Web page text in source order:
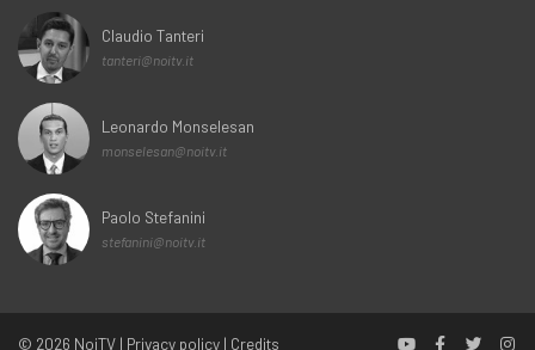
Claudio Tanteri
tanteri@noitv.it
Leonardo Monselesan
monselesan@noitv.it
Paolo Stefanini
stefanini@noitv.it
© 2026 NoiTV | Privacy policy | Credits